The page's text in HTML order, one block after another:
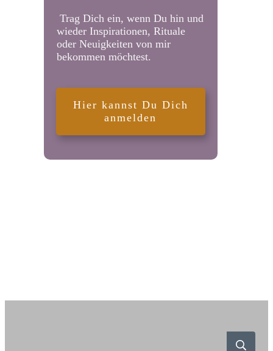
Trag Dich ein, wenn Du hin und
wieder Inspirationen, Rituale
oder Neuigkeiten von mir
bekommen möchtest.
Hier kannst Du Dich
anmelden